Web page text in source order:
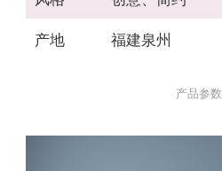
产地
福建泉州
产品参数